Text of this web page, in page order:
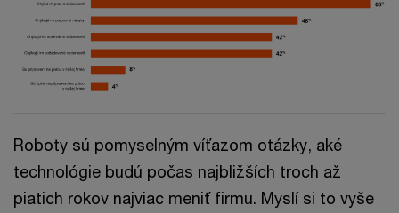
Roboty sú pomyselným víťazom otázky, aké
technológie budú počas najbližších troch až
piatich rokov najviac meniť firmu. Myslí si to vyše